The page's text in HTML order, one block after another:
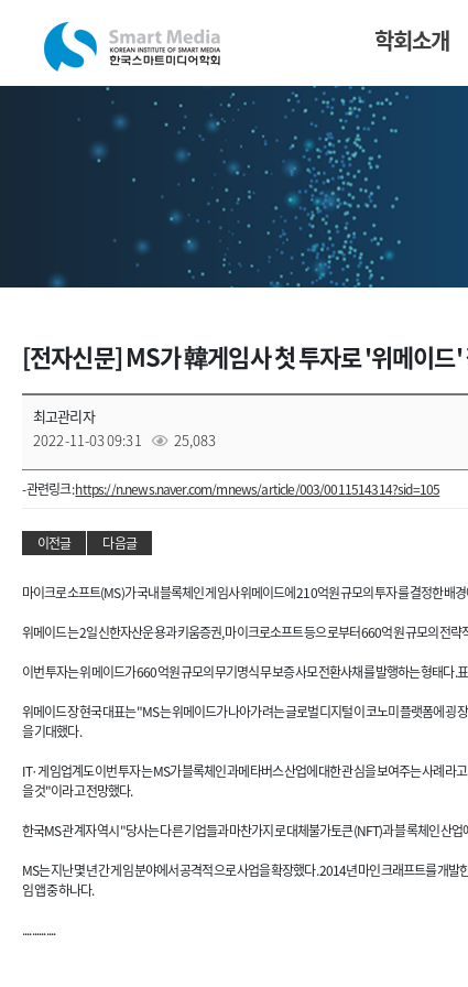
학회소개
[전자신문] MS가 韓게임사 첫 투자로 '위메이드'
최고관리자
2022-11-03 09:31
25,083
- 관련링크 :https://n.news.naver.com/mnews/article/003/0011514314?sid=105
이전글 다음글
마이크로소프트(MS)가 국내 블록체인 게임사 위메이드에 210억원 규모의 투자를 결정한 배
위메이드는 2일 신한자산운용과 키움증권, 마이크로소프트 등으로부터 660억원 규모의 전
이번 투자는 위메이드가 660억원 규모의 무기명식 무보증 사모 전환사채를 발행하는 형태
위메이드 장현국 대표는 "MS는 위메이드가 나아가려는 글로벌 디지털 이코노미 플랫폼에 굉
을 기대했다.
IT·게임업계도 이번 투자는 MS가 블록체인과 메타버스 산업에 대한 관심을 보여주는 사례
을 것"이라고 전망했다.
한국MS 관계자 역시 "당사는 다른 기업들과 마찬가지로 대체불가토큰(NFT)과 블록체인 산
MS는 지난 몇 년 간 게임 분야에서 공격적으로 사업을 확장했다. 2014년 마인크래프트를 개
임 앱 중 하나다.
..............